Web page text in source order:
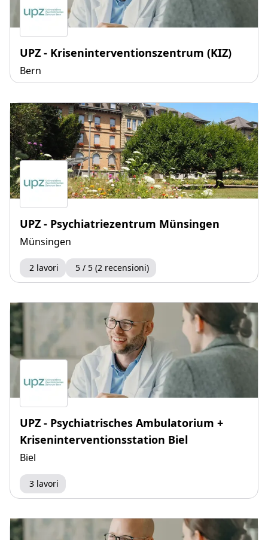
UPZ - Kriseninterventionszentrum (KIZ)
Bern
UPZ - Psychiatriezentrum Münsingen
Münsingen
2 lavori 5 / 5 (2 recensioni)
UPZ - Psychiatrisches Ambulatorium +
Kriseninterventionsstation Biel
Biel
3 lavori